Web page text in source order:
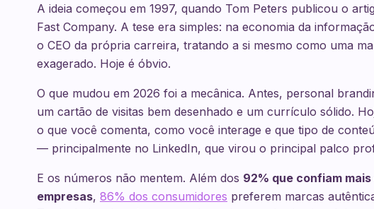
A ideia começou em 1997, quando Tom Peters publicou o
Fast Company. A tese era simples: na economia da
o CEO da própria carreira, tratando a si mesmo como uma
exagerado. Hoje é óbvio.
O que mudou em 2026 foi a mecânica. Antes, personal
um cartão de visitas bem desenhado e um currículo sólido.
o que você comenta, como você interage e que tipo de
— principalmente no LinkedIn, que virou o principal palco
E os números não mentem. Além dos 92% que confiam
empresas, 86% dos consumidores preferem marcas